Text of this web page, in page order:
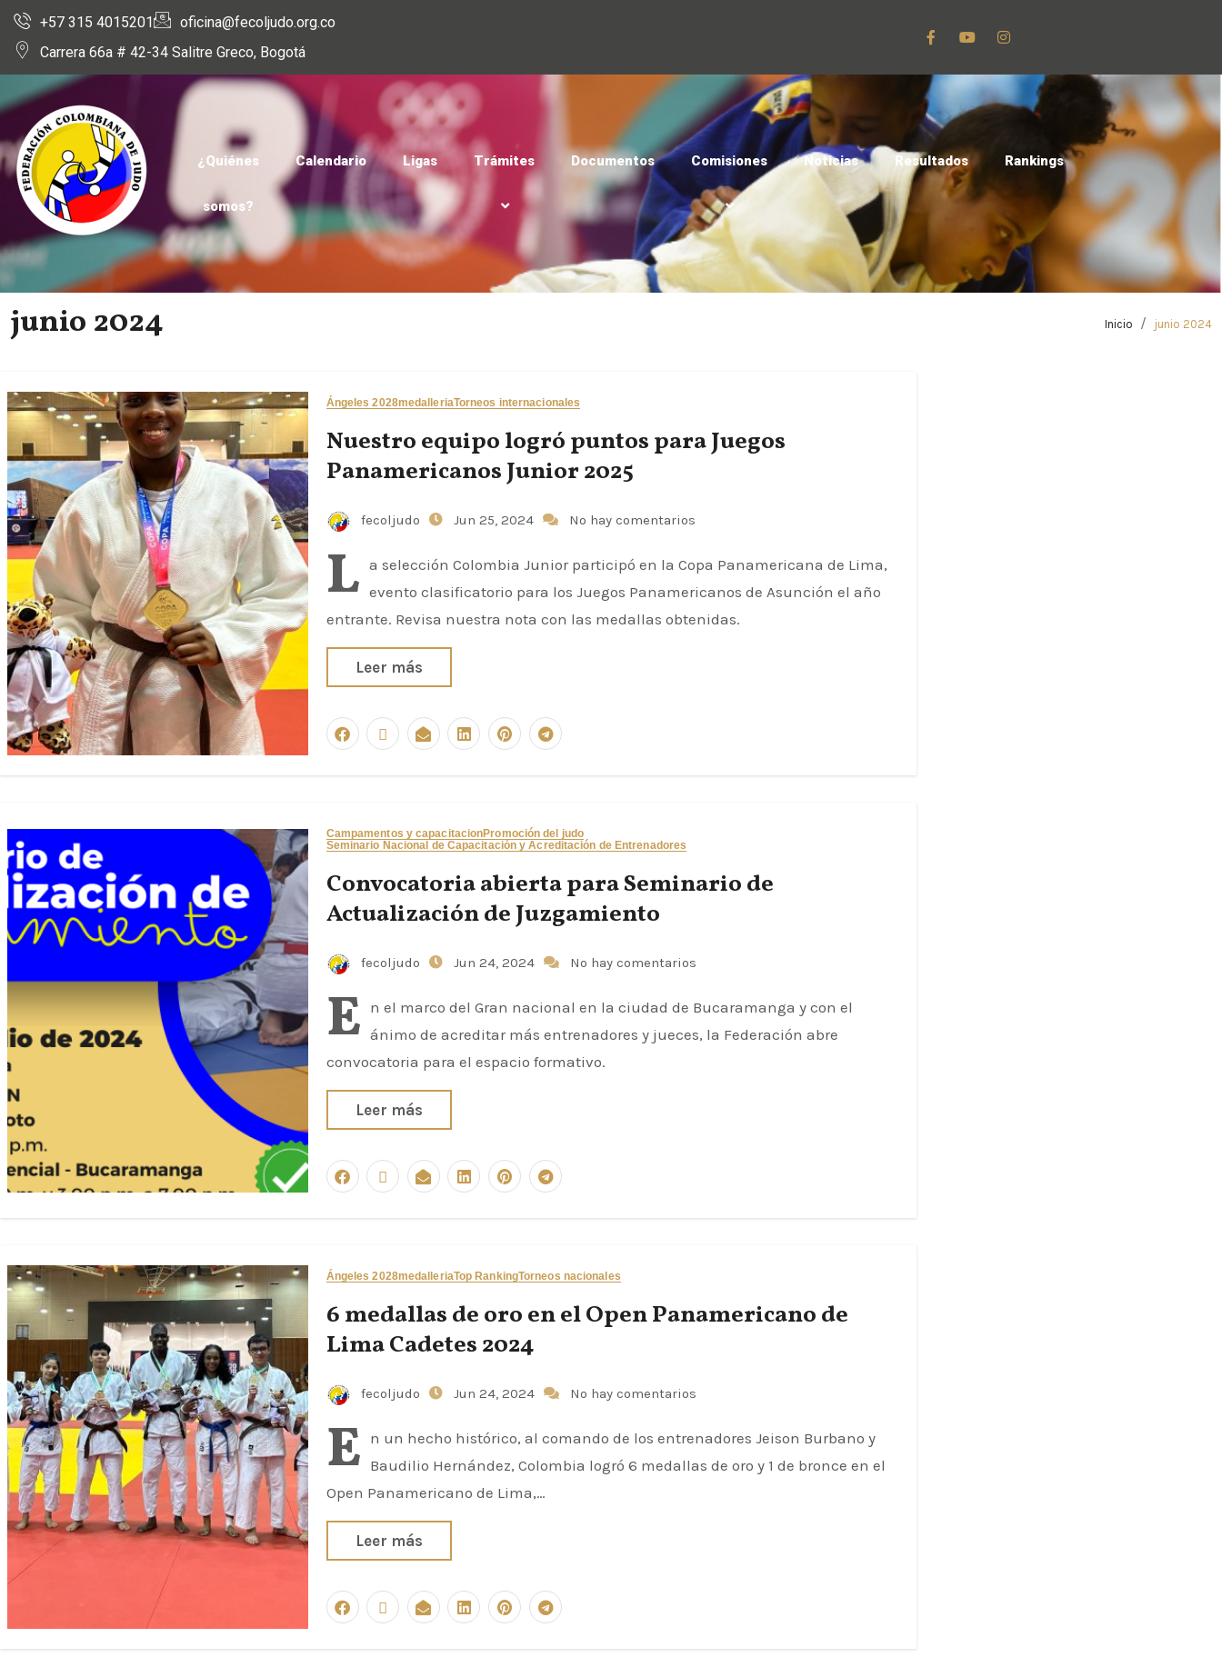
+57 315 4015201
oficina@fecoljudo.org.co
Carrera 66a # 42-34 Salitre Greco, Bogotá
¿Quiénes
somos?
Calendario Ligas Trámites Documentos Comisiones Noticias Resultados Rankings
junio 2024 Inicio junio 2024
Ángeles 2028medalleriaTorneos internacionales
Nuestro equipo logró puntos para Juegos
Panamericanos Junior 2025
fecoljudo Jun 25, 2024 No hay comentarios
L a selección Colombia Junior participó en la Copa Panamericana de Lima,
evento clasificatorio para los Juegos Panamericanos de Asunción el año
entrante. Revisa nuestra nota con las medallas obtenidas.
Leer más
Campamentos y capacitacionPromoción del judo
Seminario Nacional de Capacitación y Acreditación de Entrenadores
Convocatoria abierta para Seminario de
Actualización de Juzgamiento
fecoljudo Jun 24, 2024 No hay comentarios
E n el marco del Gran nacional en la ciudad de Bucaramanga y con el
ánimo de acreditar más entrenadores y jueces, la Federación abre
convocatoria para el espacio formativo.
Leer más
Ángeles 2028medalleriaTop RankingTorneos nacionales
6 medallas de oro en el Open Panamericano de
Lima Cadetes 2024
fecoljudo Jun 24, 2024 No hay comentarios
E n un hecho histórico, al comando de los entrenadores Jeison Burbano y
Baudilio Hernández, Colombia logró 6 medallas de oro y 1 de bronce en el
Open Panamericano de Lima,…
Leer más